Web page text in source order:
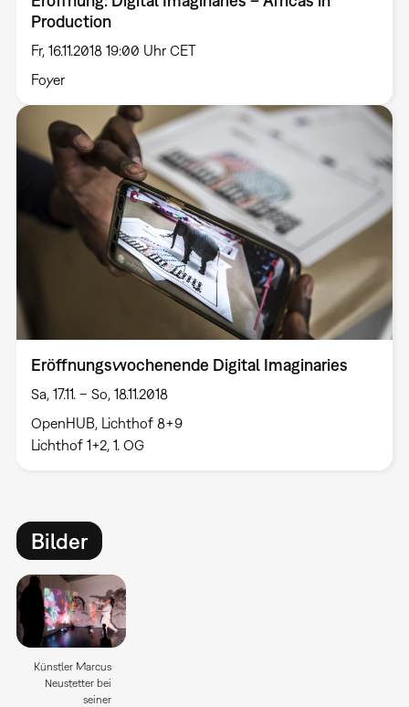
Production
Fr, 16.11.2018 19:00 Uhr CET
Foyer
Eröffnungswochenende Digital Imaginaries
Sa, 17.11. – So, 18.11.2018
OpenHUB, Lichthof 8+9
Lichthof 1+2, 1. OG
Bilder
Künstler Marcus
Neustetter bei
seiner